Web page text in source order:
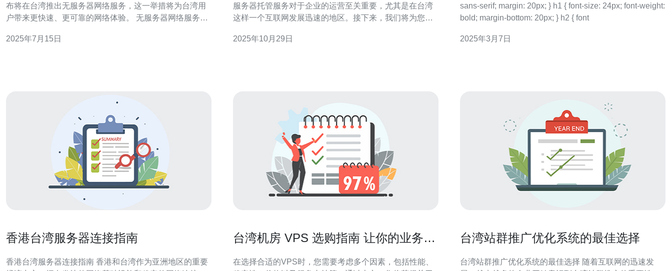
布将在台湾推出无服务器网络服务，这一举措将为台湾用
户带来更快速、更可靠的网络体验。 无服务器网络服务是
硬件和软件，而是通过云端提供的服务来实现应用程序的
2025年7月15日
服务器托管服务对于企业的运营至关重要，尤其是在台湾
这样一个互联网发展迅速的地区。接下来，我们将为您提
比分析。 以下是本文的三个精华要点： 1. 台湾服务器托管
2025年10月29日
sans-serif; margin: 20px; } h1 { font-size: 24px; font-weight:
bold; margin-bottom: 20px; } h2 { font
2025年3月7日
香港台湾服务器连接指南
香港台湾服务器连接指南 香港和台湾作为亚洲地区的重要
台湾机房 VPS 选购指南 让你的业务更
在选择合适的VPS时，您需要考虑多个因素，包括性能、
台湾站群推广优化系统的最佳选择
台湾站群推广优化系统的最佳选择 随着互联网的迅速发